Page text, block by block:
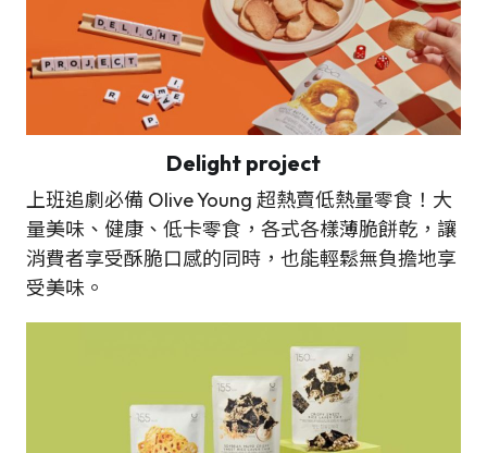
Delight project
上班追劇必備 Olive Young 超熱賣低熱量零食！大
量美味、健康、低卡零食，各式各樣薄脆餅乾，讓
消費者享受酥脆口感的同時，也能輕鬆無負擔地享
受美味。